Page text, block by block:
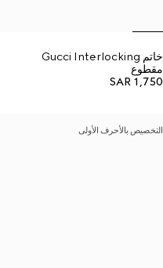
خاتم Gucci Interlocking
مقطوع
SAR 1,750
التخصيص بالأحرف الأولى